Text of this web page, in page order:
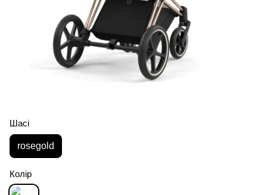
Шасі
rosegold
Колір